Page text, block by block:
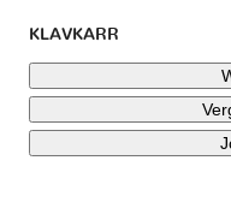
KLAVKARR